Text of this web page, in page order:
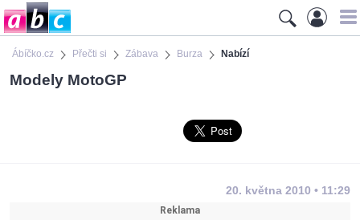
Ábíčko.cz Přečti si Zábava Burza Nabízí
Modely MotoGP
20. května 2010 • 11:29